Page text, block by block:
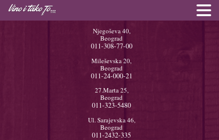
Njegoševa 40,
Beograd
011-308-77-00
Mileševska 20,
Beograd
011-24-000-21
27.Marta 25,
Beograd
011-323-5480
Ul. Sarajevska 46,
Beograd
011-2432-335